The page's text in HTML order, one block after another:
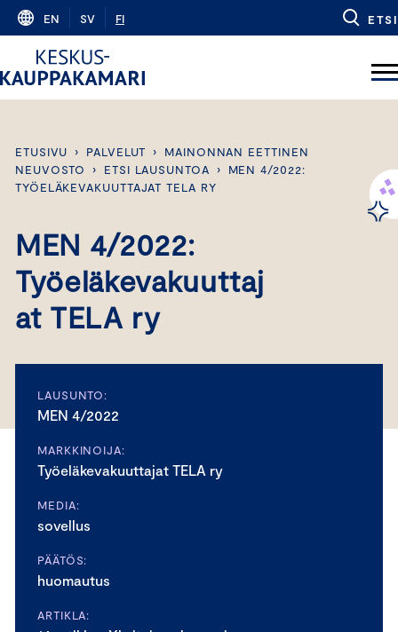
Skip
content
EN SV FI ETSI
ETUSIVU › PALVELUT ›
MAINONNAN EETTINEN
NEUVOSTO
› ETSI LAUSUNTOA ›
MEN 4/2022:
TYÖELÄKEVAKUUTTAJAT TELA RY
MEN 4/2022:
Työeläkevakuuttaj
at TELA ry
LAUSUNTO:
MEN 4/2022
MARKKINOIJA:
Työeläkevakuuttajat TELA ry
MEDIA:
sovellus
PÄÄTÖS:
huomautus
ARTIKLA: